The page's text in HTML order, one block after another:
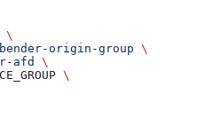
\
origin-group \
afd
\
\